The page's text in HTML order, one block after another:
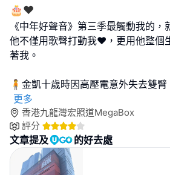
🎂❤️
《中年好聲音》第三季最觸動我的，
他不僅用歌聲打動我❤️，更用他整個
著我。
🧍金凱十歲時因高壓電意外失去雙
更多
香港九龍灣宏照道MegaBox
評分
文章提及 的好去處